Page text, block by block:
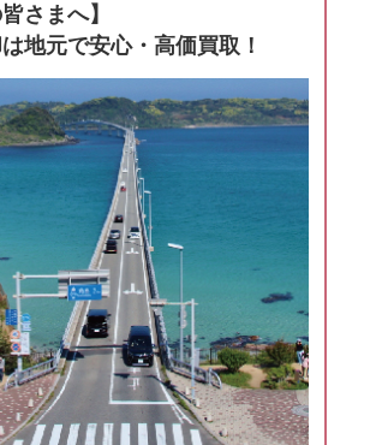
さまへ】
地元で安心・高価買取！